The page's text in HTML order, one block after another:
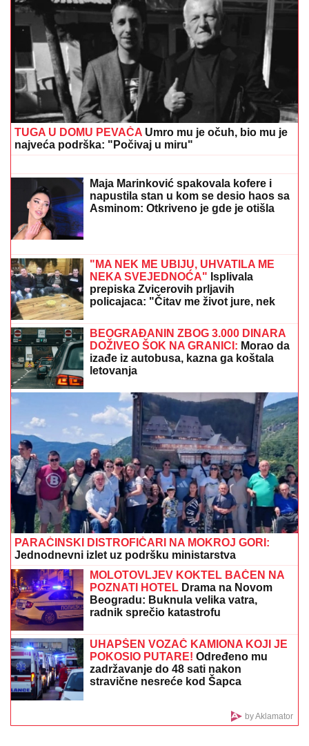
KO JE ALEKSANDRA KOJU JE DRAGAN
STANKOVIĆ VERIO NAKON 3 MESECA
Sa Jovanom
bio skoro dve godine, pa usledio krah: "Mnogo me je
koštala ta veza"
"OSTATAK ŽIVOTA POSVEĆUJEM
SAMO KVALITETU I ISKONSKIM
STVARIMA"
Jovana Jeremić poslala
jasnu poruku nakon što je Dragan
objavio veridbu
je njena koleginica POKUŠALA DA
JOJ UNIŠTI BRAK sa Sašom:
"Reagovala je policija, to je bila
podmetačina"
HLADNI FRONT NAM DONOSI
GRMLjAVINOM: Srbiju čeka promena vremena, ovaj
dan je ključan
VELIKA AKCIJA POLICIJE!
poternici Interpola u Beogradu
uhapšeni krijumčari ljudi: Ilegalno
prevezli 900 migranata!
PRIZOR KOJI SLAMA SRCE: Ženka
delfina četvrti put izgubila mladunče, a
ono što radi danima rasplakalo je svet
(VIDEO)
TUGA U DOMU PEVAČA
Žena Mikija Đuričića se bavi